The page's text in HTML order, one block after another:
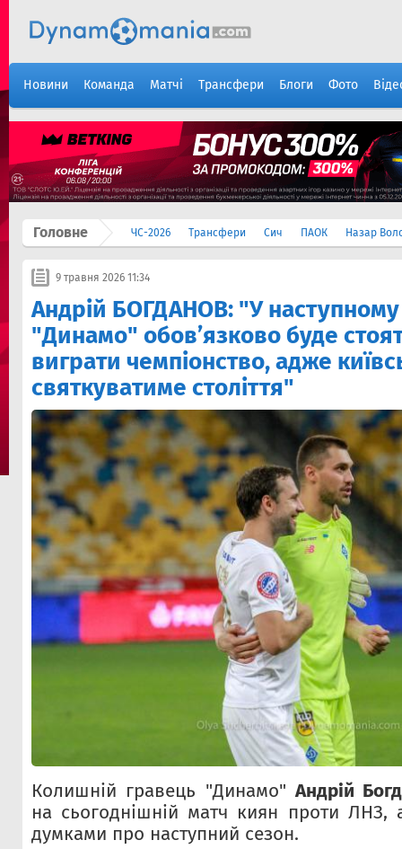
Новини Команда Матчі Трансфери Блоги Фото
Головне ЧС-2026 Трансфери Сич ПАОК Назар
9 травня 2026 11:34
Андрій БОГДАНОВ: "У наступному
"Динамо" обов’язково буде
виграти чемпіонство, адже
святкуватиме століття"
Колишній гравець "Динамо" Андрій
на сьогоднішній матч киян проти ЛНЗ,
думками про наступний сезон.